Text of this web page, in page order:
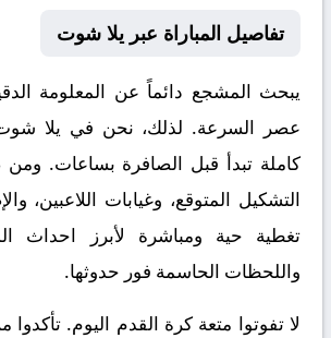
تفاصيل المباراة عبر يلا شوت
يبحث المشجع دائماً عن المعلومة
عصر السرعة. لذلك، نحن في يلا
كاملة تبدأ قبل الصافرة بساعات.
التشكيل المتوقع، وغيابات اللاعبين،
تغطية حية ومباشرة لأبرز احداث
واللحظات الحاسمة فور حدوثها.
لا تفوتوا متعة كرة القدم اليوم.